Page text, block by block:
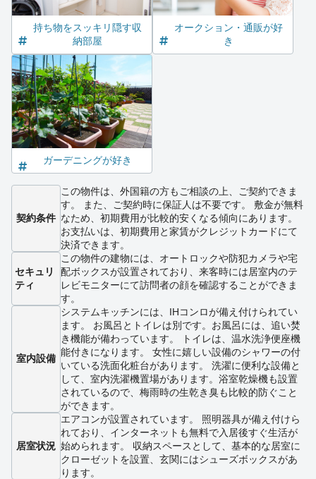
持ち物をスッキリ隠す収
納部屋
オークション・通販が好
き
ガーデニングが好き
契約条件
この物件は、外国籍の方もご相談の上、ご契約できま
す。 また、ご契約時に保証人は不要です。 敷金が無料
なため、初期費用が比較的安くなる傾向にあります。
お支払いは、初期費用と家賃がクレジットカードにて
決済できます。
セキュリ
ティ
この物件の建物には、オートロックや防犯カメラや宅
配ボックスが設置されており、来客時には居室内のテ
レビモニターにて訪問者の顔を確認することができま
す。
室内設備
システムキッチンには、IHコンロが備え付けられてい
ます。 お風呂とトイレは別です。お風呂には、追い焚
き機能が備わっています。 トイレは、温水洗浄便座機
能付きになります。 女性に嬉しい設備のシャワーの付
いている洗面化粧台があります。 洗濯に便利な設備と
して、室内洗濯機置場があります。浴室乾燥機も設置
されているので、梅雨時の生乾き臭も比較的防ぐこと
ができます。
居室状況
エアコンが設置されています。 照明器具が備え付けら
れており、インターネットも無料で入居後すぐ生活が
始められます。 収納スペースとして、基本的な居室に
クローゼットを設置、玄関にはシューズボックスがあ
ります。